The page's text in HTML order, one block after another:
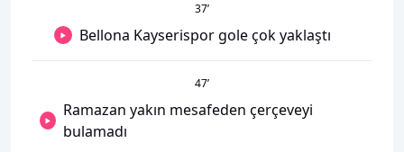
37’
Bellona Kayserispor gole çok yaklaştı
47’
Ramazan yakın mesafeden çerçeveyi
bulamadı